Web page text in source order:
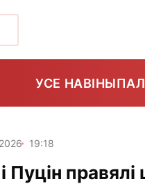
УСЕ НАВІНЫ
19:18
Пуцін